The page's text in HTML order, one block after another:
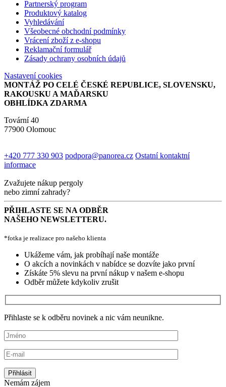
Partnerský program
Produktový katalog
Vyhledávání
Všeobecné obchodní podmínky
Vrácení zboží z e-shopu
Reklamační formulář
Zásady ochrany osobních údajů
Nastavení cookies
MONTÁŽ PO CELÉ ČESKÉ REPUBLICE, SLOVENSKU,
RAKOUSKU A MAĎARSKU
OBHLÍDKA ZDARMA
Tovární 40
77900 Olomouc
+420 777 330 903 podpora@panorea.cz Ostatní kontaktní
informace
Zvažujete nákup pergoly
nebo zimní zahrady?
PŘIHLASTE SE NA ODBĚR
NAŠEHO NEWSLETTERU.
*fotka je realizace pro našeho klienta
Ukážeme vám, jak probíhají naše montáže
O akcích a novinkách v nabídce se dozvíte jako první
Získáte 5% slevu na první nákup v našem e-shopu
Odběr můžete kdykoliv zrušit
Přihlaste se k odběru novinek a nic vám neunikne.
Nemám zájem